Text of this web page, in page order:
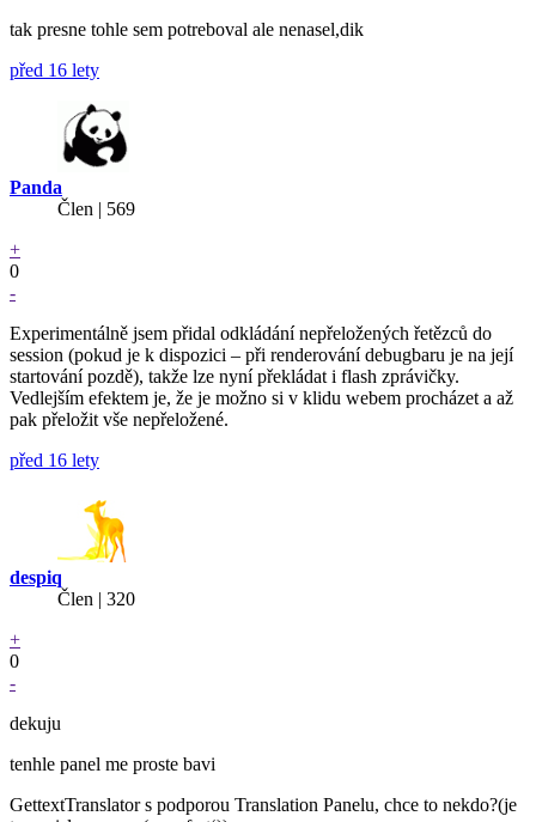
tak presne tohle sem potreboval ale nenasel,dik
před 16 lety
Panda
Člen | 569
+
0
-
Experimentálně jsem přidal odkládání nepřeložených řetězců do
session (pokud je k dispozici – při renderování debugbaru je na její
startování pozdě), takže lze nyní překládat i flash zprávičky.
Vedlejším efektem je, že je možno si v klidu webem procházet a až
pak přeložit vše nepřeložené.
před 16 lety
despiq
Člen | 320
+
0
-
dekuju
tenhle panel me proste bavi
GettextTranslator s podporou Translation Panelu, chce to nekdo?(je